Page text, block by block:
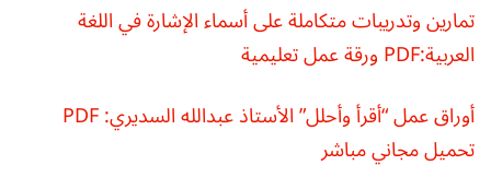
تمارين وتدريبات متكاملة على أسماء الإشارة في اللغة
العربية:PDF ورقة عمل تعليمية
أوراق عمل “أقرأ وأحلل” الأستاذ عبدالله السديري: PDF
تحميل مجاني مباشر